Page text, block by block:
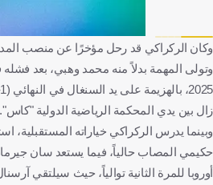
وكان الركراكي قد رحل مؤخرًا عن منصب
وتولى المهمة بدلاً منه محمد وهبي، بعد فشله
زال بين يدي المحكمة الرياضية الدولية "كاس".
وبينما يدرس الركراكي خياراته المستقبلية،
حكيمي المصاب حالياً، فيما يستعد سان
أوروبا للمرة الثانية توالياً، حيث سيلتقي